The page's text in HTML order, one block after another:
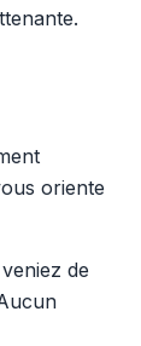
oriente
de